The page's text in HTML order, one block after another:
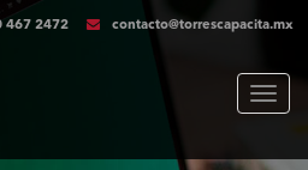
467 2472 contacto@torrescapacita.mx
Menu